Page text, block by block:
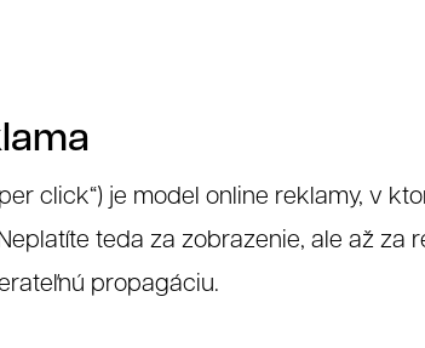
click“) je model online reklamy, v
teda za zobrazenie, ale až za
propagáciu.